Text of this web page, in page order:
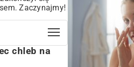
Zaczynajmy!
na zakwasie?
chleb na